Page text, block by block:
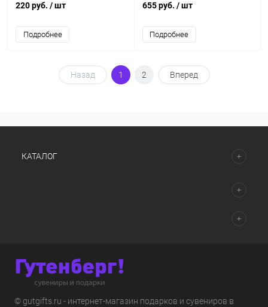
220 руб. / шт
Подробнее
655 руб. / шт
Подробнее
Назад 1 2 Вперед
КАТАЛОГ
© gutgifts.ru - интернет-магазин подарков и сувениров в